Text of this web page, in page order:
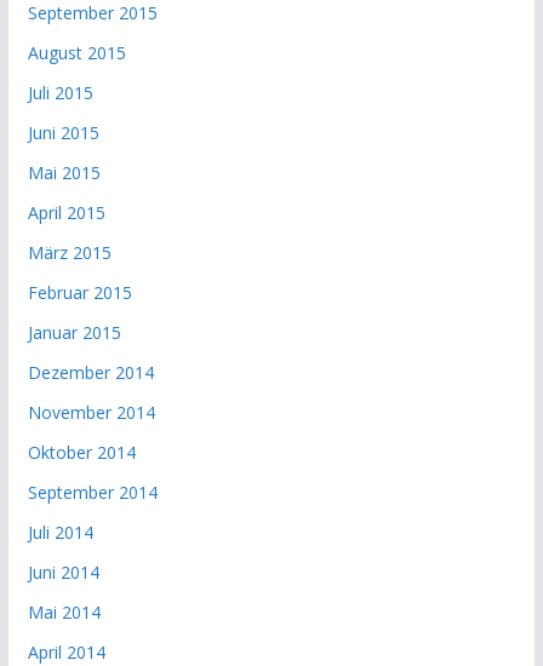
September 2015
August 2015
Juli 2015
Juni 2015
Mai 2015
April 2015
März 2015
Februar 2015
Januar 2015
Dezember 2014
November 2014
Oktober 2014
September 2014
Juli 2014
Juni 2014
Mai 2014
April 2014